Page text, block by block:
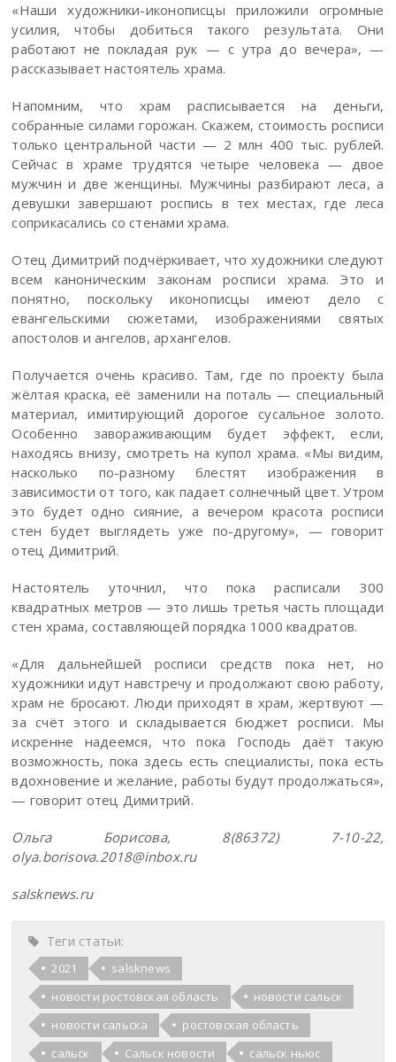
«Наши художники-иконописцы приложили огромные
усилия, чтобы добиться такого результата. Они
работают не покладая рук — с утра до вечера», —
рассказывает настоятель храма.
Напомним, что храм расписывается на деньги,
собранные силами горожан. Скажем, стоимость росписи
только центральной части — 2 млн 400 тыс. рублей.
Сейчас в храме трудятся четыре человека — двое
мужчин и две женщины. Мужчины разбирают леса, а
девушки завершают роспись в тех местах, где леса
соприкасались со стенами храма.
Отец Димитрий подчёркивает, что художники следуют
всем каноническим законам росписи храма. Это и
понятно, поскольку иконописцы имеют дело с
евангельскими сюжетами, изображениями святых
апостолов и ангелов, архангелов.
Получается очень красиво. Там, где по проекту была
жёлтая краска, её заменили на поталь — специальный
материал, имитирующий дорогое сусальное золото.
Особенно завораживающим будет эффект, если,
находясь внизу, смотреть на купол храма. «Мы видим,
насколько по-разному блестят изображения в
зависимости от того, как падает солнечный цвет. Утром
это будет одно сияние, а вечером красота росписи
стен будет выглядеть уже по-другому», — говорит
отец Димитрий.
Настоятель уточнил, что пока расписали 300
квадратных метров — это лишь третья часть площади
стен храма, составляющей порядка 1000 квадратов.
«Для дальнейшей росписи средств пока нет, но
художники идут навстречу и продолжают свою работу,
храм не бросают. Люди приходят в храм, жертвуют —
за счёт этого и складывается бюджет росписи. Мы
искренне надеемся, что пока Господь даёт такую
возможность, пока здесь есть специалисты, пока есть
вдохновение и желание, работы будут продолжаться»,
— говорит отец Димитрий.
Ольга Борисова, 8(86372) 7-10-22,
olya.borisova.2018@inbox.ru
salsknews.ru
Теги статьи:
2021
salsknews
новости ростовская область
новости сальск
новости сальска
ростовская область
сальск
Сальск новости
сальск ньюс